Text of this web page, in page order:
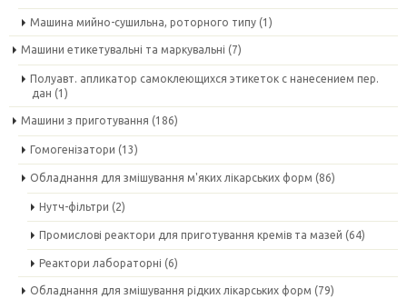
Машина мийно-сушильна, роторного типу (1)
Машини етикетувальні та маркувальні (7)
Полуавт. апликатор самоклеющихся этикеток с нанесением пер.
дан (1)
Машини з приготування (186)
Гомогенізатори (13)
Обладнання для змішування м'яких лікарських форм (86)
Нутч-фільтри (2)
Промислові реактори для приготування кремів та мазей (64)
Реактори лабораторні (6)
Обладнання для змішування рідких лікарських форм (79)